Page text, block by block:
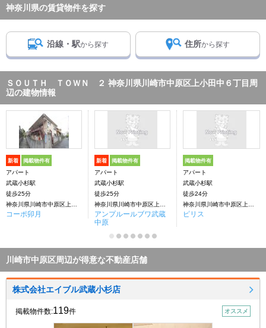
神奈川県の賃貸物件を探す
沿線・駅から探す 住所から探す
ＳＯＵＴＨ ＴＯＷＮ ２ 神奈川県川崎市中原区上小田中６丁目周
辺の建物情報
新着 掲載物件有
アパート
武蔵小杉駅
徒歩25分
コーポ卯月
新着 掲載物件有
アパート
武蔵小杉駅
徒歩25分
アンプルールブワ武蔵
中原
掲載物件有
アパート
武蔵小杉駅
徒歩24分
ピリス
川崎市中原区周辺が得意な不動産店舗
株式会社エイブル武蔵小杉店
掲載物件数:119件 オススメ